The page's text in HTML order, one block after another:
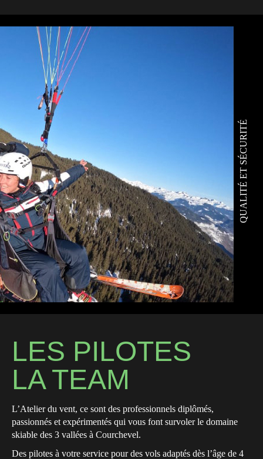
QUALITÉ ET SÉCURITÉ
LES PILOTES
LA TEAM
L’Atelier du vent, ce sont des professionnels diplômés,
passionnés et expérimentés qui vous font survoler le domaine
skiable des 3 vallées à Courchevel.
Des pilotes à votre service pour des vols adaptés dès l’âge de 4